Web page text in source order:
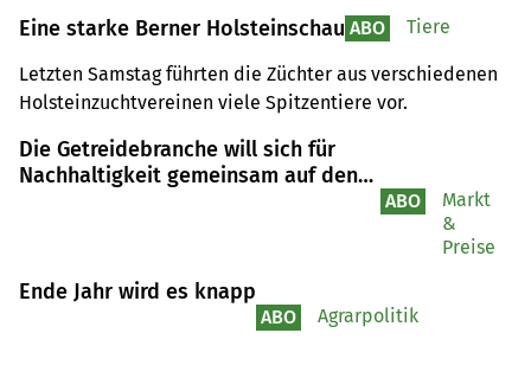
Eine starke Berner Holsteinschau
Letzten Samstag führten die Züchter aus verschiedenen
Holsteinzuchtvereinen viele Spitzentiere vor.
ABO Tiere
Die Getreidebranche will sich für
Nachhaltigkeit gemeinsam auf den
ABO
Markt
&
Preise
Ende Jahr wird es knapp
ABO Agrarpolitik